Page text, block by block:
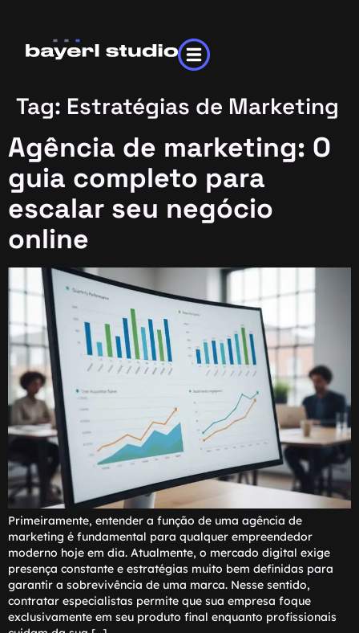
Tag: Estratégias de Marketing
Agência de marketing: O
guia completo para
escalar seu negócio
online
Primeiramente, entender a função de uma agência de
marketing é fundamental para qualquer empreendedor
moderno hoje em dia. Atualmente, o mercado digital exige
presença constante e estratégias muito bem definidas para
garantir a sobrevivência de uma marca. Nesse sentido,
contratar especialistas permite que sua empresa foque
exclusivamente em seu produto final enquanto profissionais